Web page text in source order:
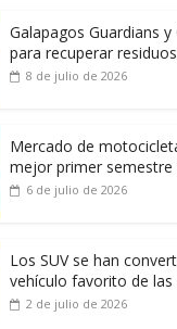
Galapagos Guardians
para recuperar residuos
8 de julio de 2026
Mercado de
mejor primer semestre
6 de julio de 2026
Los SUV se han
vehículo favorito de las
2 de julio de 2026